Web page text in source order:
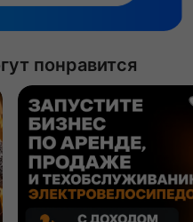
понравится